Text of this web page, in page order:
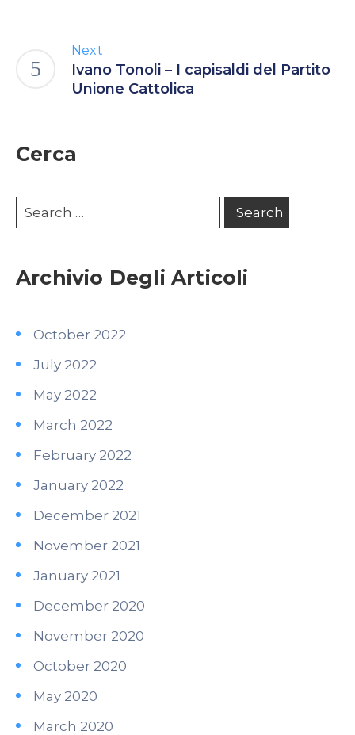
Next
Ivano Tonoli – I capisaldi del Partito
Unione Cattolica
Cerca
Archivio Degli Articoli
October 2022
July 2022
May 2022
March 2022
February 2022
January 2022
December 2021
November 2021
January 2021
December 2020
November 2020
October 2020
May 2020
March 2020